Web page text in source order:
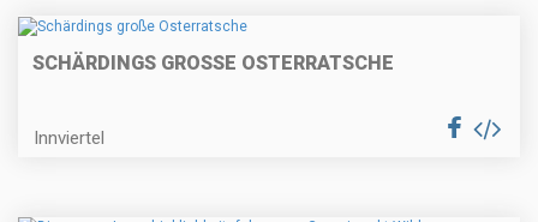
SCHÄRDINGS GROSSE OSTERRATSCHE
Innviertel